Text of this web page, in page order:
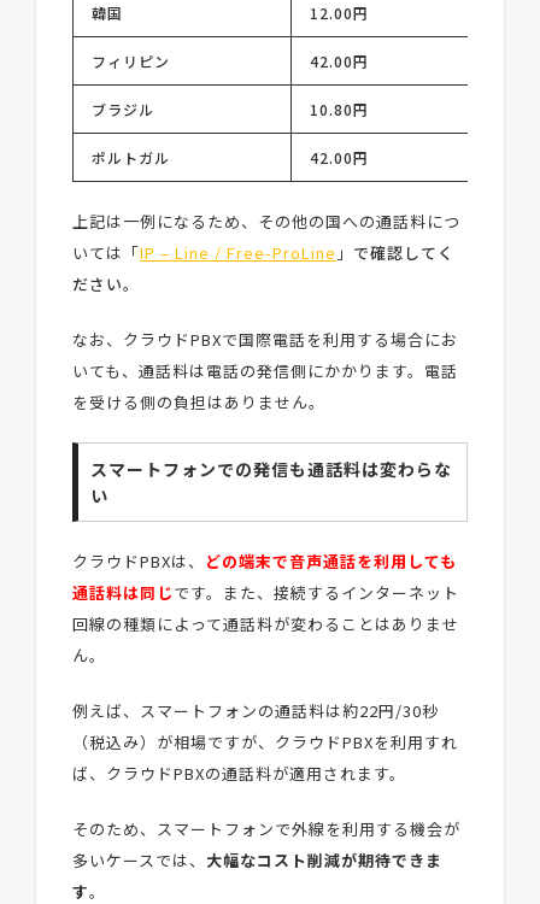
韓国 12.00円
フィリピン 42.00円
ブラジル 10.80円
ポルトガル 42.00円
上記は一例になるため、その他の国への通話料につ
いては「IP – Line / Free-ProLine 」 で確認してく
ださい。
なお、クラウドPBXで国際電話を利用する場合にお
いても、通話料は電話の発信側にかかります。電話
を受ける側の負担はありません。
スマートフォンでの発信も通話料は変わらな
い
クラウドPBXは、
どの端末で音声通話を利用しても
通話料は同じです。また、接続するインターネット
回線の種類によって通話料が変わることはありませ
ん。
例えば、スマートフォンの通話料は約22円/30秒
（税込み）が相場ですが、クラウドPBXを利用すれ
ば、クラウドPBXの通話料が適用されます。
そのため、スマートフォンで外線を利用する機会が
多いケースでは、 大幅なコスト削減が期待できま
す。